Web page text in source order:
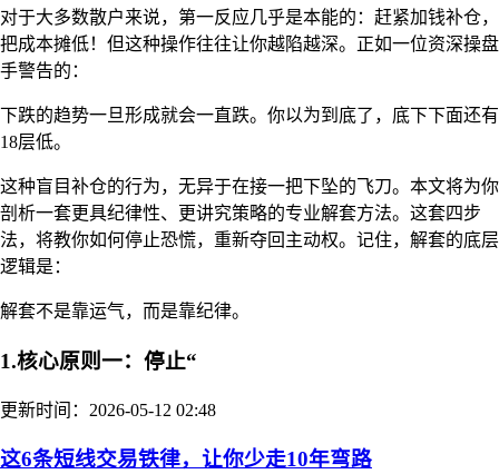
对于大多数散户来说，第一反应几乎是本能的：赶紧加钱补仓，
把成本摊低！但这种操作往往让你越陷越深。正如一位资深操盘
手警告的：
下跌的趋势一旦形成就会一直跌。你以为到底了，底下下面还有
18层低。
这种盲目补仓的行为，无异于在接一把下坠的飞刀。本文将为你
剖析一套更具纪律性、更讲究策略的专业解套方法。这套四步
法，将教你如何停止恐慌，重新夺回主动权。记住，解套的底层
逻辑是：
解套不是靠运气，而是靠纪律。
1.核心原则一：停止“
更新时间：2026-05-12 02:48
这6条短线交易铁律，让你少走10年弯路